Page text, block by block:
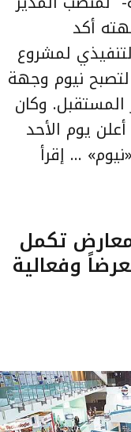
أكد
لمشروع
نيوم وجهة
المستقبل. وكان
يوم الأحد
… إقرأ
تكمل
لتنظيم 50 معرضاً وفعالية